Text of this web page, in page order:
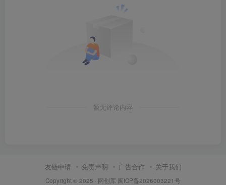
暂无评论内容
友链申请 免责声明 广告合作 关于我们
Copyright © 2025 · 网创库 闽ICP备2026003221号